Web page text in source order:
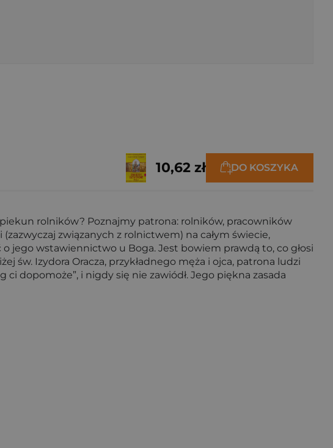
10,62 zł DO KOSZYKA
rolników? Poznajmy patrona: rolników, pracowników
związanych z rolnictwem) na całym świecie,
jego wstawiennictwo u Boga. Jest bowiem prawdą to, co głosi
św. Izydora Oracza, przykładnego męża i ojca, patrona ludzi
dopomoże”, i nigdy się nie zawiódł. Jego piękna zasada